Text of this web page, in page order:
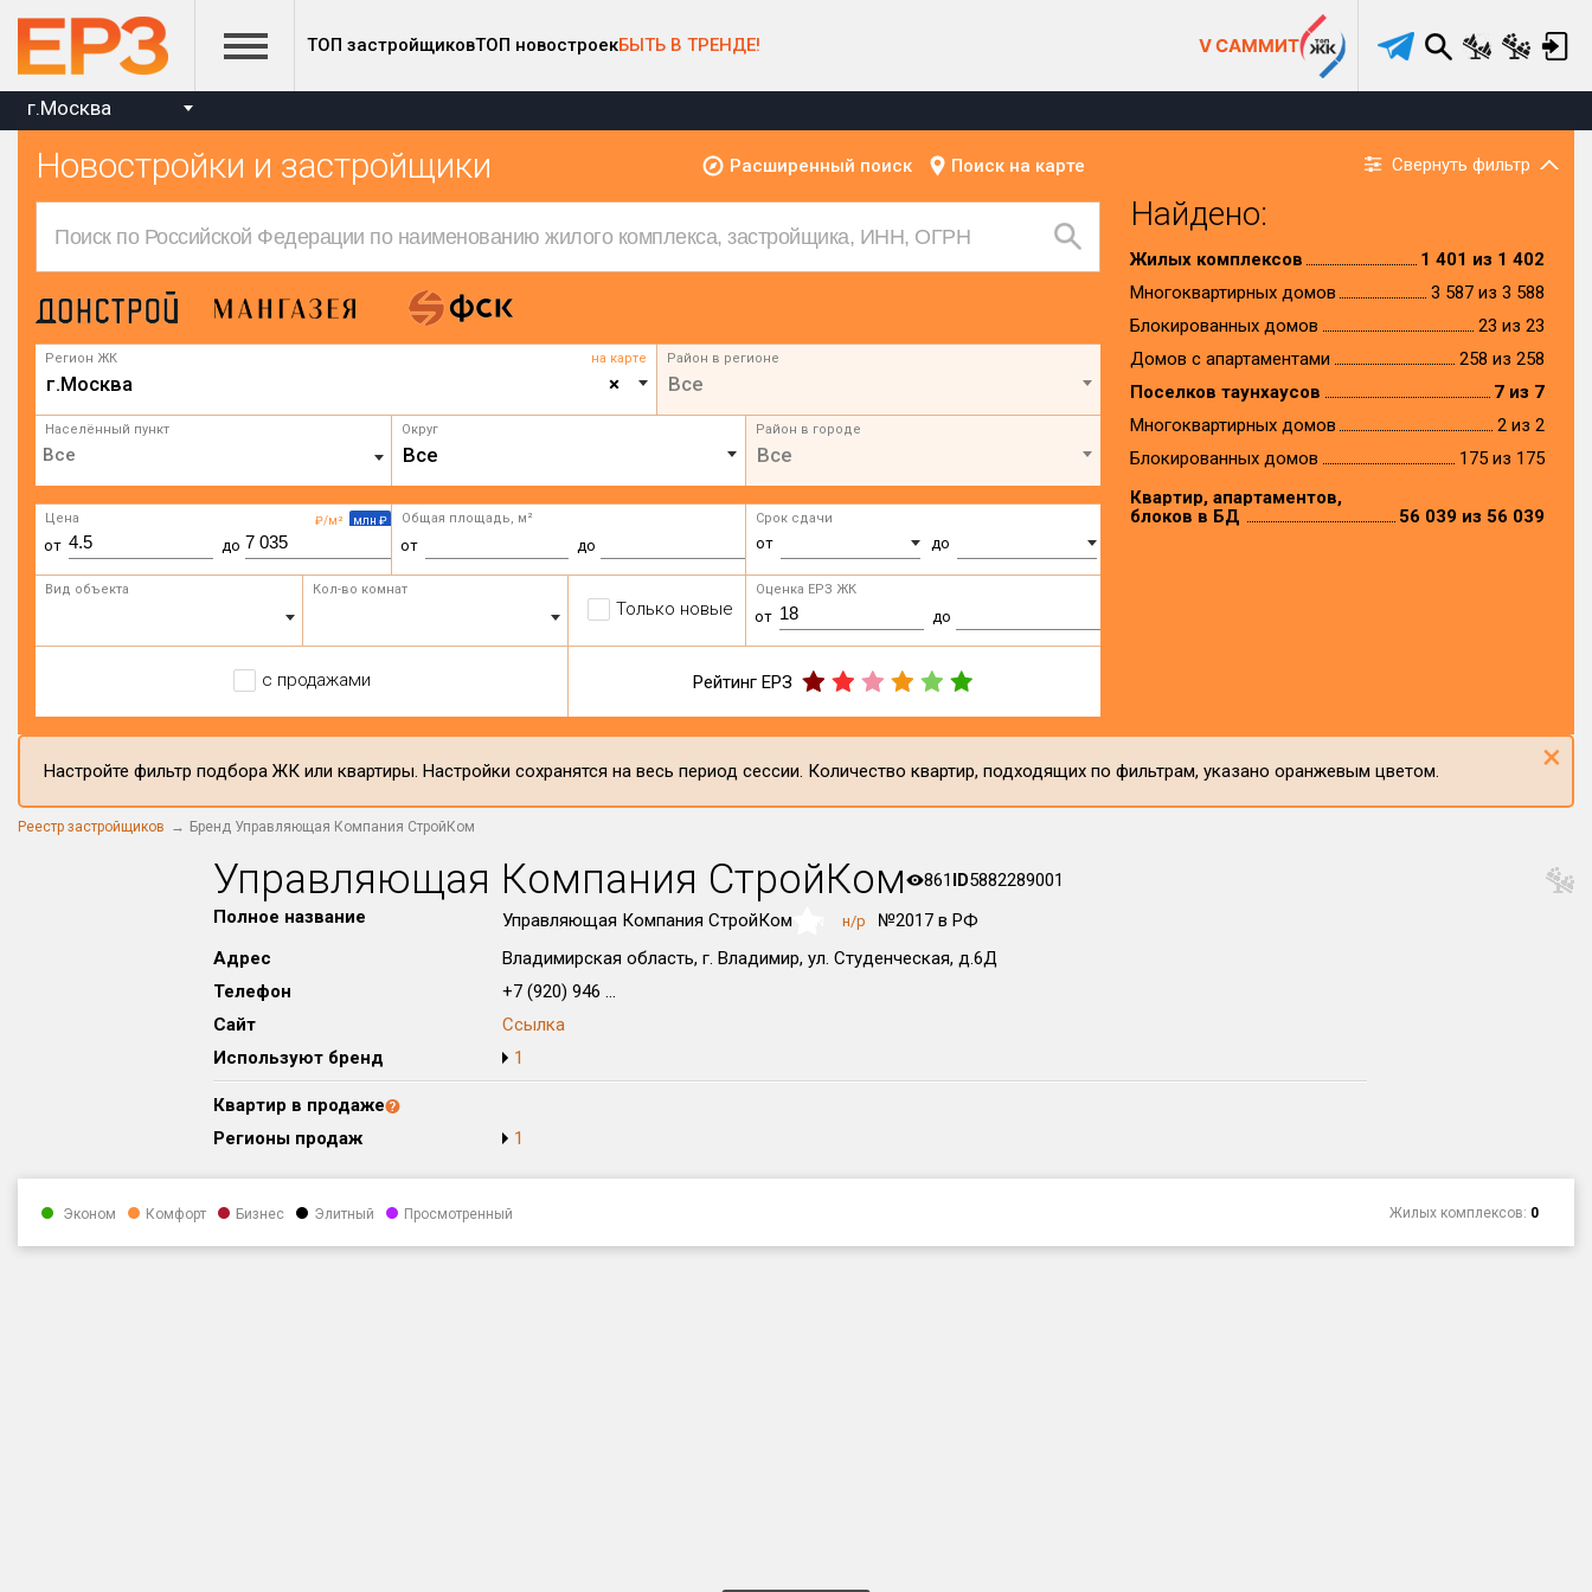
ТОП застройщиковТОП новостроекБЫТЬ В ТРЕНДЕ! V САММИТ
г.Москва
Новостройки и застройщики Расширенный поиск Поиск на карте Свернуть фильтр
Регион ЖК на карте
×
г.Москва
Район в регионе
Все
Населённый пункт Округ
Все
Район в городе
Все
₽/м² млн ₽
Цена
от до
Общая площадь, м²
от до
Срок сдачи
от до
Вид объекта Кол-во комнат
Только новые
Оценка ЕРЗ ЖК
от до
с продажами Рейтинг ЕРЗ
Найдено:
Жилых комплексов
1 401 из 1 402
Многоквартирных домов
3 587 из 3 588
Блокированных домов
23 из 23
Домов с апартаментами
258 из 258
Поселков таунхаусов
7 из 7
Многоквартирных домов
2 из 2
Блокированных домов
175 из 175
Квартир, апартаментов,
блоков в БД
56 039 из 56 039
Настройте фильтр подбора ЖК или квартиры. Настройки сохранятся на весь период сессии. Количество квартир, подходящих по фильтрам, указано оранжевым цветом. ×
Реестр застройщиков Бренд Управляющая Компания СтройКом
Управляющая Компания СтройКом 861 ID5882289001
Полное название
Управляющая Компания СтройКом н/р
№2017 в РФ
Адрес
Владимирская область, г. Владимир, ул. Студенческая, д.6Д
Телефон
+7 (920) 946 ...
Сайт
Ссылка
Используют бренд
1
Квартир в продаже
Регионы продаж
1
Эконом Комфорт Бизнес Элитный Просмотренный Жилых комплексов: 0